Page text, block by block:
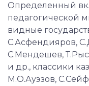
Определенный
педагогической
видные
С.Асфендияров,
С.Мендешев,
и др., классики
М.О.Ауэзов,